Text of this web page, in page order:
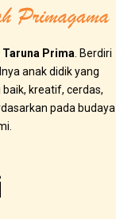
Taruna Prima . Berdiri
anak didik yang
kreatif, cerdas,
pada budaya